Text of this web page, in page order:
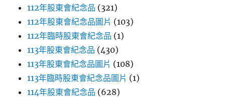
112年股東會紀念品 (321)
112年股東會紀念品圖片 (103)
112年臨時股東會紀念品 (1)
113年股東會紀念品 (430)
113年股東會紀念品圖片 (108)
113年臨時股東會紀念品圖片 (1)
114年股東會紀念品 (628)